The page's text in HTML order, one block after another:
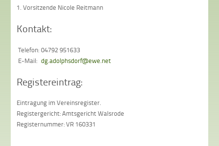
1. Vorsitzende Nicole Reitmann
Kontakt:
Telefon: 04792 951633
E-Mail: dg.adolphsdorf@ewe.net
Registereintrag:
Eintragung im Vereinsregister.
Registergericht: Amtsgericht Walsrode
Registernummer: VR 160331